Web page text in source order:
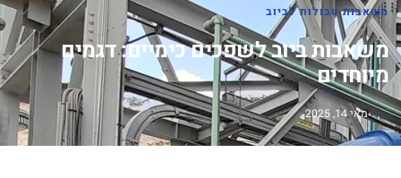
משאבות טבולות לביוב
משאבות ביוב לשפכים כימיים: דגמים
מיוחדים
מאי 14, 2025